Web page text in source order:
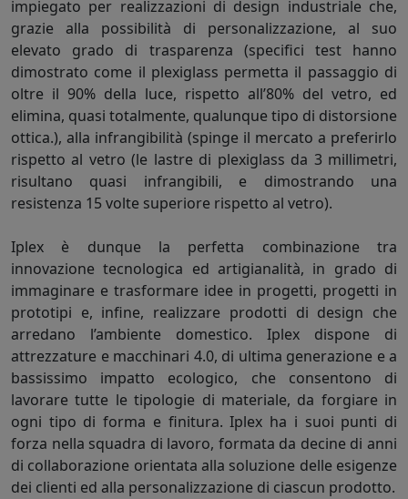
impiegato per realizzazioni di design industriale che,
grazie alla possibilità di personalizzazione, al suo
elevato grado di trasparenza (specifici test hanno
dimostrato come il plexiglass permetta il passaggio di
oltre il 90% della luce, rispetto all’80% del vetro, ed
elimina, quasi totalmente, qualunque tipo di distorsione
ottica.), alla infrangibilità (spinge il mercato a preferirlo
rispetto al vetro (le lastre di plexiglass da 3 millimetri,
risultano quasi infrangibili, e dimostrando una
resistenza 15 volte superiore rispetto al vetro).
Iplex è dunque la perfetta combinazione tra
innovazione tecnologica ed artigianalità, in grado di
immaginare e trasformare idee in progetti, progetti in
prototipi e, infine, realizzare prodotti di design che
arredano l’ambiente domestico. Iplex dispone di
attrezzature e macchinari 4.0, di ultima generazione e a
bassissimo impatto ecologico, che consentono di
lavorare tutte le tipologie di materiale, da forgiare in
ogni tipo di forma e finitura. Iplex ha i suoi punti di
forza nella squadra di lavoro, formata da decine di anni
di collaborazione orientata alla soluzione delle esigenze
dei clienti ed alla personalizzazione di ciascun prodotto.